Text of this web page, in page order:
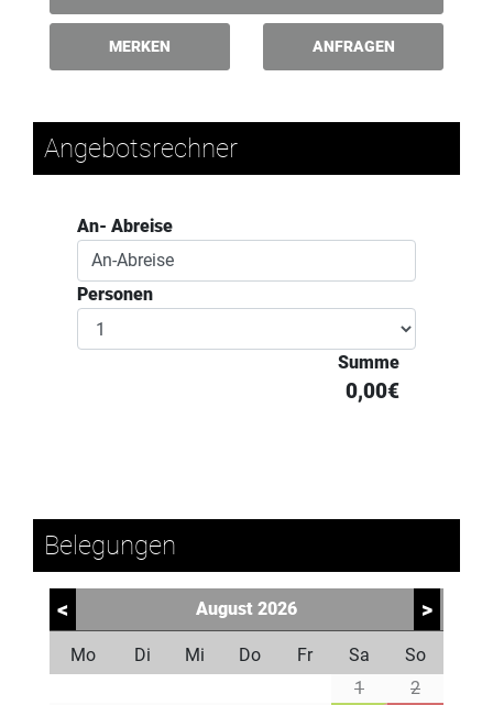
MERKEN ANFRAGEN
Angebotsrechner
An- Abreise
Personen
Summe
0,00€
Belegungen
< August 2026
Mo Di Mi Do Fr Sa
So
1
2
>